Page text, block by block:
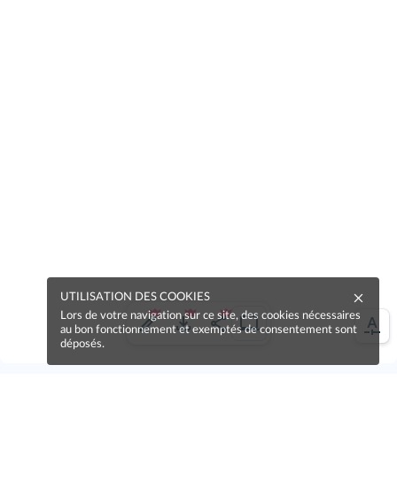
UTILISATION DES COOKIES
Lors de votre navigation sur ce site, des cookies nécessaires
au bon fonctionnement et exemptés de consentement sont
déposés.